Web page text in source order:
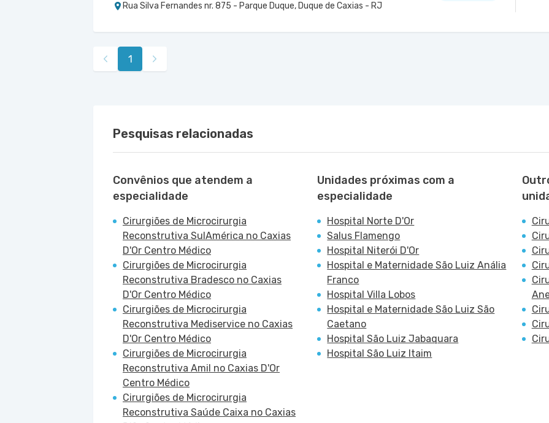
Rua Silva Fernandes nr. 875 - Parque Duque, Duque de Caxias - RJ
1
Pesquisas relacionadas
Convênios que atendem a
especialidade
Cirurgiões de Microcirurgia
Reconstrutiva SulAmérica no Caxias
D'Or Centro Médico
Cirurgiões de Microcirurgia
Reconstrutiva Bradesco no Caxias
D'Or Centro Médico
Cirurgiões de Microcirurgia
Reconstrutiva Mediservice no Caxias
D'Or Centro Médico
Cirurgiões de Microcirurgia
Reconstrutiva Amil no Caxias D'Or
Centro Médico
Cirurgiões de Microcirurgia
Reconstrutiva Saúde Caixa no Caxias
Unidades próximas com a
especialidade
Hospital Norte D'Or
Salus Flamengo
Hospital Niterói D'Or
Hospital e Maternidade São Luiz Anália
Franco
Hospital Villa Lobos
Hospital e Maternidade São Luiz São
Caetano
Hospital São Luiz Jabaquara
Hospital São Luiz Itaim